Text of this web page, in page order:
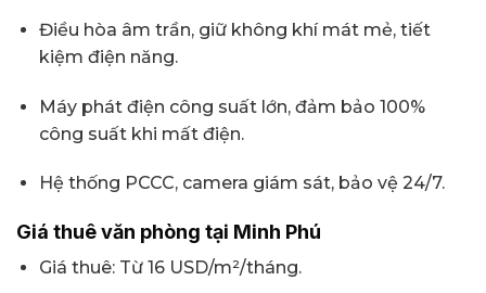
Điều hòa âm trần, giữ không khí mát mẻ, tiết
kiệm điện năng.
Máy phát điện công suất lớn, đảm bảo 100%
công suất khi mất điện.
Hệ thống PCCC, camera giám sát, bảo vệ 24/7.
Giá thuê văn phòng tại Minh Phú
Giá thuê: Từ 16 USD/m²/tháng.